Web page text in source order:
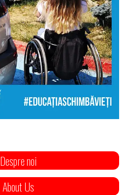
Despre noi
About Us